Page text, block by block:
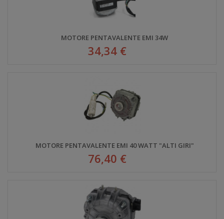
MOTORE PENTAVALENTE EMI 34W
34,34 €
MOTORE PENTAVALENTE EMI 40 WATT "ALTI GIRI"
76,40 €